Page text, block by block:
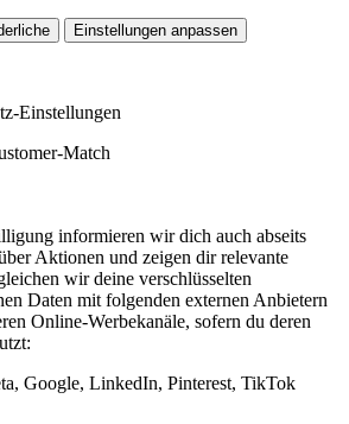
Einstellungen anpassen
Einstellungen
Match
informieren wir dich auch abseits
Aktionen und zeigen dir relevante
wir deine verschlüsselten
Daten mit folgenden externen Anbietern
Online-Werbekanäle, sofern du deren
Google, LinkedIn, Pinterest, TikTok